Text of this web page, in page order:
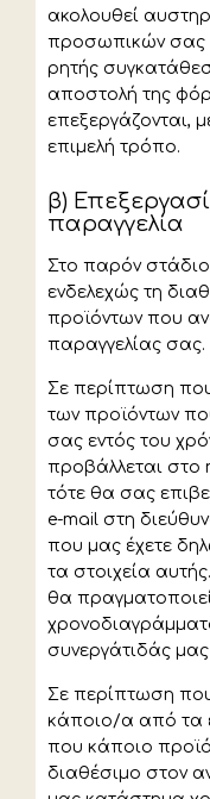
ακολουθεί
προσωπικών σας
ρητής
αποστολή της
επεξεργάζονται,
επιμελή τρόπο.
β)
παραγγελία
Στο παρόν
ενδελεχώς τη
προϊόντων που
παραγγελίας σας.
Σε περίπτωση
των προϊόντων
σας εντός του
προβάλλεται στο
τότε θα σας
e-mail στη
που μας έχετε
τα στοιχεία
θα
συνεργάτιδάς
Σε περίπτωση
κάποιο/α από τα
που κάποιο
διαθέσιμο στον